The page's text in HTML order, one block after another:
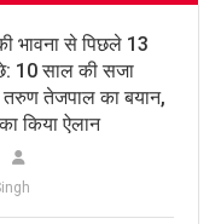
भावना से पिछले 13
10 साल की सजा
तरुण तेजपाल का बयान,
किया ऐलान